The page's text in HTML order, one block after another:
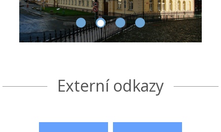
Externí odkazy